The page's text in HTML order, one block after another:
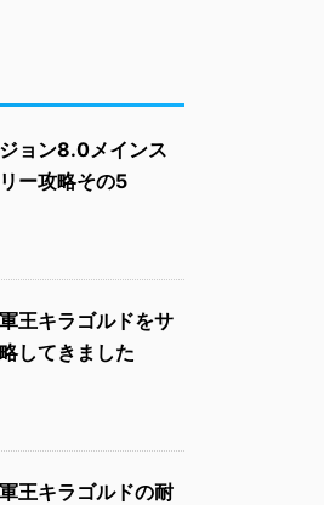
ョン8.0メインス
ー攻略その5
王キラゴルドをサ
してきました
王キラゴルドの耐